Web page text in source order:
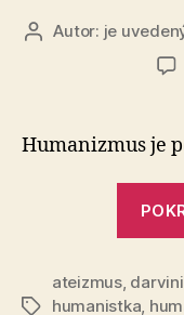
AutorAutor: je
Humanizmus je
Značky
ateizmus,
humanistka,